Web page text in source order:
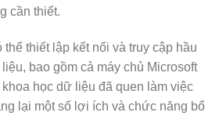
cần thiết.
thể thiết lập kết nối và truy cập hầu
bao gồm cả máy chủ Microsoft
học dữ liệu đã quen làm việc
lại một số lợi ích và chức năng bổ